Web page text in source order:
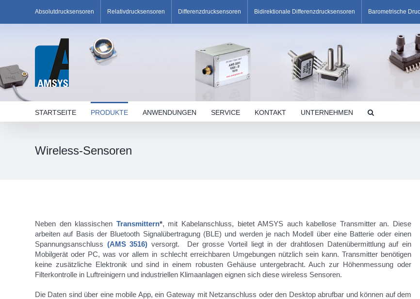
content
Absolutdrucksensoren Relativdrucksensoren Differenzdrucksensoren Bidirektionale Differenzdrucksensoren Barometrische
STARTSEITE PRODUKTE ANWENDUNGEN SERVICE KONTAKT UNTERNEHMEN
Wireless-Sensoren
Neben den klassischen Transmittern*, mit Kabelanschluss, bietet AMSYS auch kabellose Transmitter an. Diese
arbeiten auf Basis der Bluetooth Signalübertragung (BLE) und werden je nach Modell über eine Batterie oder einen
Spannungsanschluss (AMS 3516) versorgt. Der grosse Vorteil liegt in der drahtlosen Datenübermittlung auf ein
Mobilgerät oder PC, was vor allem in schlecht erreichbaren Umgebungen nützlich sein kann. Transmitter benötigen
keine zusätzliche Elektronik und sind in einem robusten Gehäuse untergebracht. Auch zur Höhenmessung oder
Filterkontrolle in Luftreinigern und industriellen Klimaanlagen eignen sich diese wireless Sensoren.
Die Daten sind über eine mobile App, ein Gateway mit Netzanschluss oder den Desktop abrufbar und können auf dem